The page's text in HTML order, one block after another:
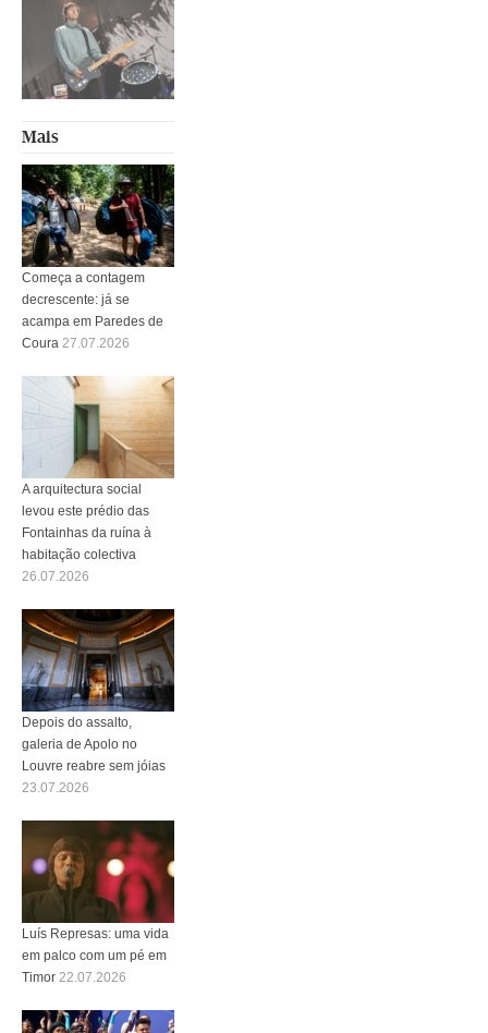
Mais
Começa a contagem
decrescente: já se
acampa em Paredes de
Coura 27.07.2026
A arquitectura social
levou este prédio das
Fontainhas da ruína à
habitação colectiva
26.07.2026
Depois do assalto,
galeria de Apolo no
Louvre reabre sem jóias
23.07.2026
Luís Represas: uma vida
em palco com um pé em
Timor 22.07.2026